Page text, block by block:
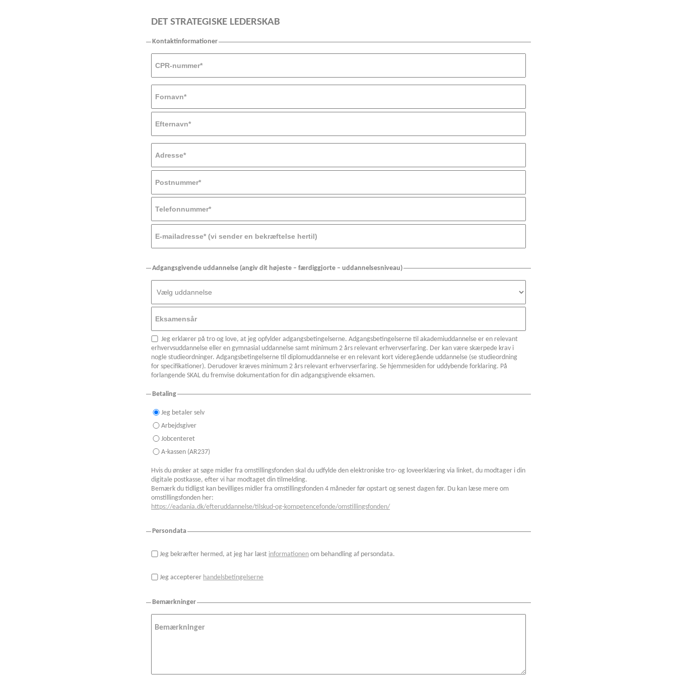
DET STRATEGISKE LEDERSKAB
Kontaktinformationer
Adgangsgivende uddannelse (angiv dit højeste – færdiggjorte – uddannelsesniveau)
Jeg erklærer på tro og love, at jeg opfylder adgangsbetingelserne. Adgangsbetingelserne til akademiuddannelse er en relevant
erhvervsuddannelse eller en gymnasial uddannelse samt minimum 2 års relevant erhvervserfaring. Der kan være skærpede krav i
nogle studieordninger. Adgangsbetingelserne til diplomuddannelse er en relevant kort videregående uddannelse (se studieordning
for specifikationer). Derudover kræves minimum 2 års relevant erhvervserfaring. Se hjemmesiden for uddybende forklaring. På
forlangende SKAL du fremvise dokumentation for din adgangsgivende eksamen.
Betaling
Jeg betaler selv
Arbejdsgiver
Jobcenteret
A-kassen (AR237)
Hvis du ønsker at søge midler fra omstillingsfonden skal du udfylde den elektroniske tro- og loveerklæring via linket, du modtager i din
digitale postkasse, efter vi har modtaget din tilmelding.
Bemærk du tidligst kan bevilliges midler fra omstillingsfonden 4 måneder før opstart og senest dagen før. Du kan læse mere om
omstillingsfonden her:
https://eadania.dk/efteruddannelse/tilskud-og-kompetencefonde/omstillingsfonden/
Persondata
Jeg bekræfter hermed, at jeg har læst informationen om behandling af persondata.
Jeg accepterer handelsbetingelserne
Bemærkninger